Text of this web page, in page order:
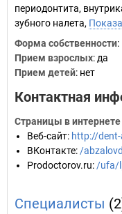
периодонтита,
зубного налета,
Форма собственности
Прием взрослых: да
Прием детей: нет
Контактная
Страницы в интернете
Веб-сайт: http://
ВКонтакте: /
Prodoctorov.ru: /ufa/
Специалисты